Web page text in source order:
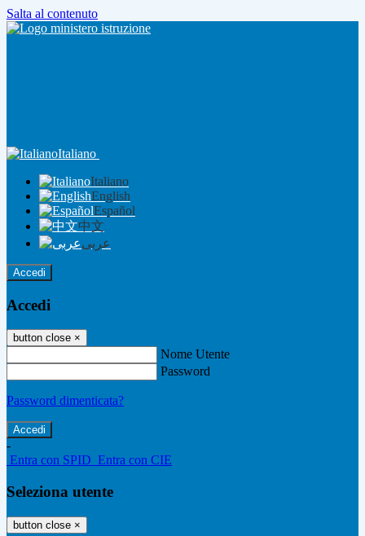
Salta al contenuto
Italiano
Italiano
English
Español
中文
عربى
Accedi
Accedi
button close ×
Nome Utente
Password
Password dimenticata?
-
Entra con SPID Entra con CIE
Seleziona utente
button close ×